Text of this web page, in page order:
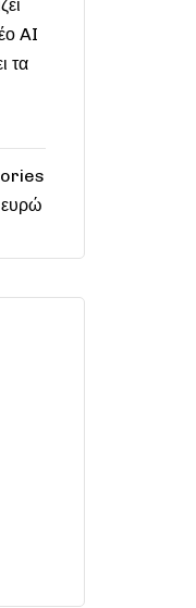
AI
τα
ευρώ